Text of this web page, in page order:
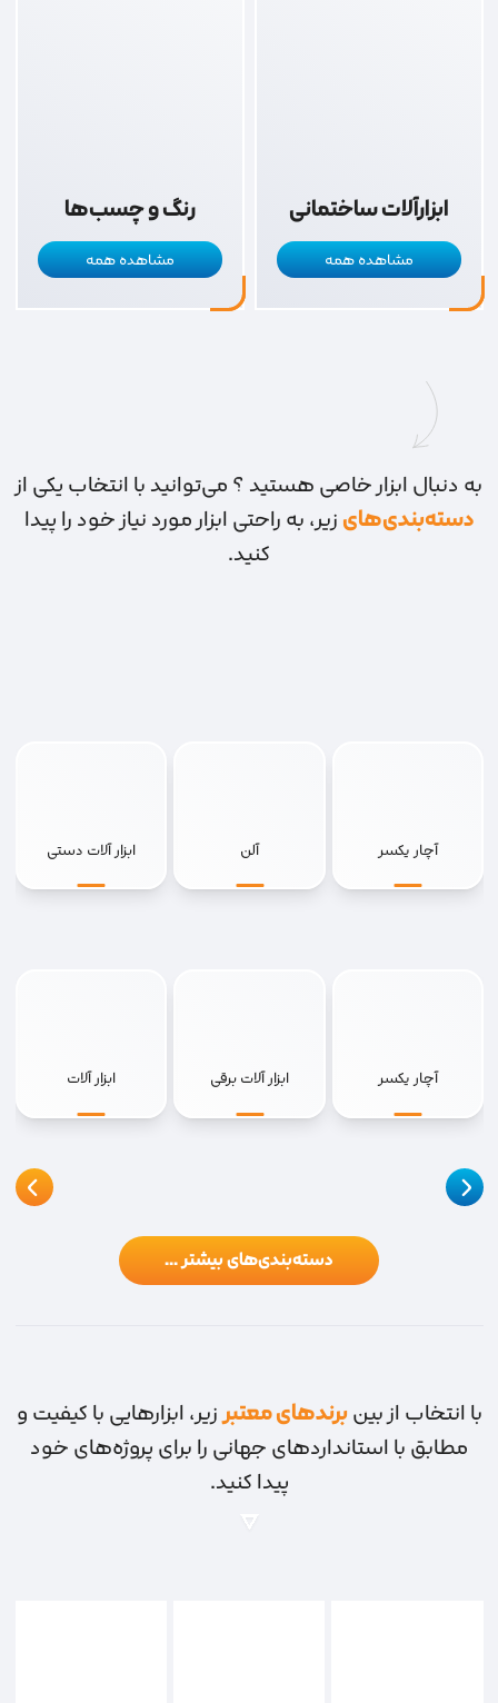
ابزارآلات ساختمانی
مشاهده همه
رنگ و چسب‌ها
مشاهده همه
به دنبال ابزار خاصی هستید ؟ می‌توانید با انتخاب یکی از
دسته‌بندی‌هایزیر، به راحتی ابزار مورد نیاز خود را پیدا
کنید.
آچار یکسر
آچار یکسر
آلن
ابزار آلات برقی
ابزار آلات دستی
ابزار آلات
دسته‌بندی‌های بیشتر ...
با انتخاب از بینبرندهای معتبرزیر، ابزارهایی با کیفیت و
مطابق با استانداردهای جهانی را برای پروژه‌های خود
پیدا کنید.